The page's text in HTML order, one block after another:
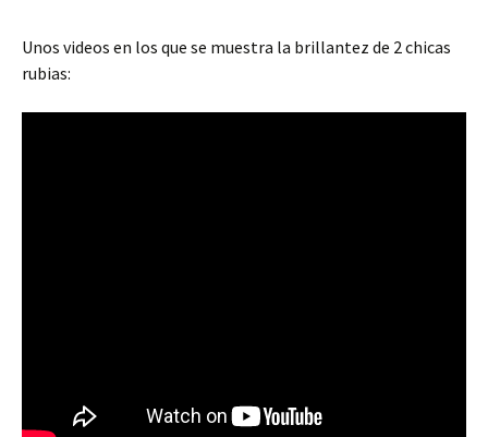
Unos videos en los que se muestra la brillantez de 2 chicas
rubias: